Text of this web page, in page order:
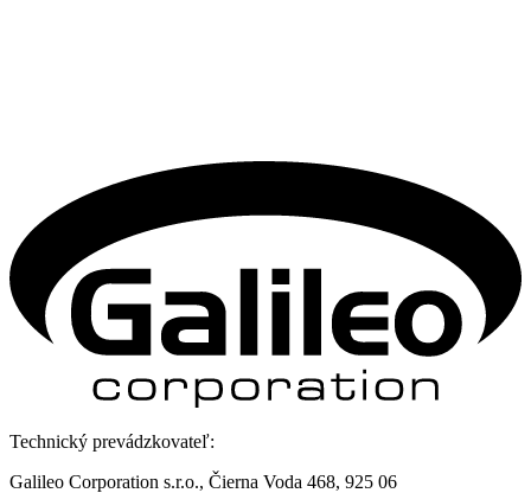
Technický prevádzkovateľ:
Galileo Corporation s.r.o., Čierna Voda 468, 925 06